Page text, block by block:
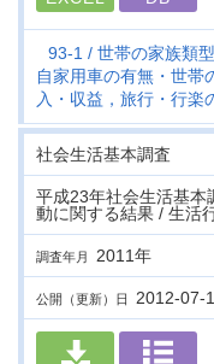
93-1
世帯の家族類
自家用車の有無・世帯
入・収益，旅行・行楽
社会生活基本調査
平成23年社会生活基本
動に関する結果 / 生活
調査年月 2011年
公開（更新）日 2012-07-